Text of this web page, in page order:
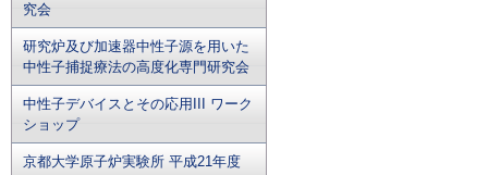
究会
研究炉及び加速器中性子源を用いた
中性子捕捉療法の高度化専門研究会
中性子デバイスとその応用III ワーク
ショップ
京都大学原子炉実験所 平成21年度